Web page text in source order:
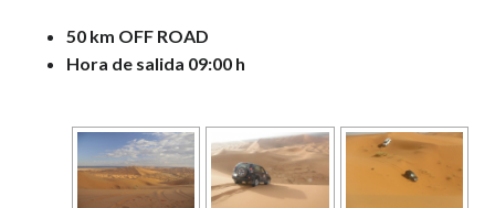
50 km OFF ROAD
Hora de salida 09:00 h